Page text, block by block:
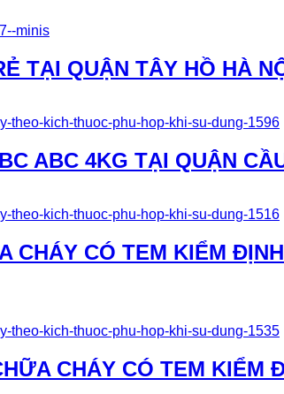
TẠI QUẬN TÂY HỒ HÀ
ABC 4KG TẠI QUẬN
CHÁY CÓ TEM KIỂM
CHÁY CÓ TEM KIỂM